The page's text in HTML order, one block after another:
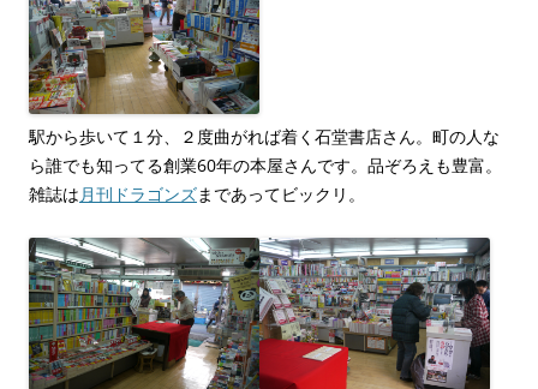
駅から歩いて１分、２度曲がれば着く石堂書店さん。町の人な
ら誰でも知ってる創業60年の本屋さんです。品ぞろえも豊富。
雑誌は 月刊ドラゴンズまであってビックリ。